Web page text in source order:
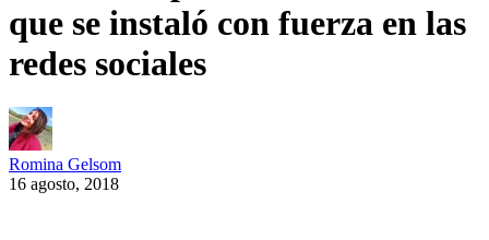
que se instaló con fuerza en las
redes sociales
Romina Gelsom
16 agosto, 2018